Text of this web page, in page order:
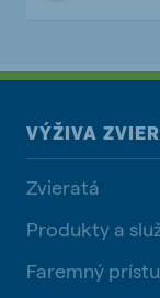
VÝŽIVA
Zvieratá
Produkty a
Faremný